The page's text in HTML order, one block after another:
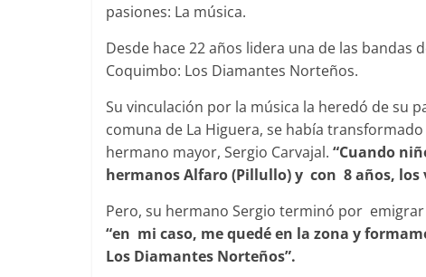
pasiones: La música.
Desde hace 22 años lidera una de las bandas
Coquimbo: Los Diamantes Norteños.
Su vinculación por la música la heredó de su
comuna de La Higuera, se había
hermano mayor, Sergio Carvajal. “Cuando
hermanos Alfaro (Pillullo) y con 8 años, los
Pero, su hermano Sergio terminó por
“en mi caso, me quedé en la zona y
Los Diamantes Norteños”.
Foco Vecinal
Preocupa
Abril 26, 2019